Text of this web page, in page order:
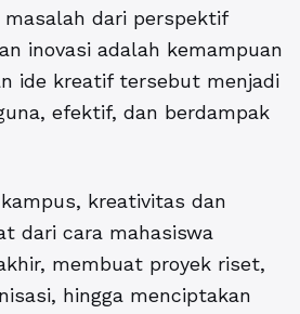
dari perspektif
inovasi adalah kemampuan
ide kreatif tersebut menjadi
efektif, dan berdampak
kreativitas dan
dari cara mahasiswa
membuat proyek riset,
hingga menciptakan